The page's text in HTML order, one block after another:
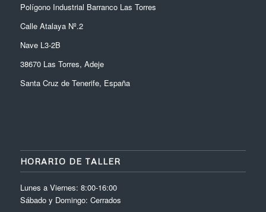
Polígono Industrial Barranco Las Torres
Calle Atalaya Nº.2
Nave L3-2B
38670 Las Torres, Adeje
Santa Cruz de Tenerife, España
HORARIO DE TALLER
Lunes a Viernes: 8:00-16:00
Sábado y Domingo: Cerrados